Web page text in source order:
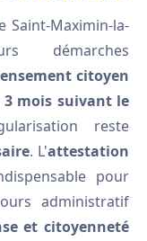
Saint-Maximin-la-
démarches
citoyen
3 mois suivant le
reste
. L'attestation
pour
administratif
et citoyenneté